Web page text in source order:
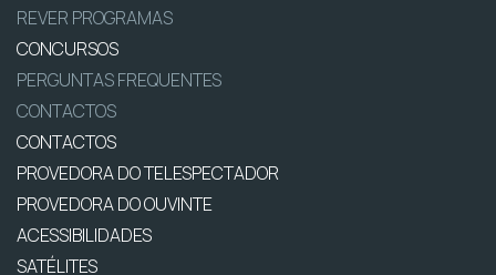
REVER PROGRAMAS
CONCURSOS
PERGUNTAS FREQUENTES
CONTACTOS
CONTACTOS
PROVEDORA DO TELESPECTADOR
PROVEDORA DO OUVINTE
ACESSIBILIDADES
SATÉLITES